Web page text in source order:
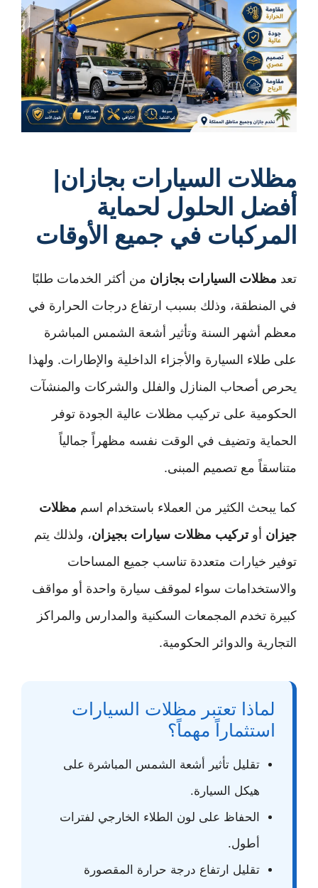
مظلات السيارات بجازان|
أفضل الحلول لحماية
المركبات في جميع الأوقات
تعد مظلات السيارات بجازان من أكثر الخدمات طلبًا
في المنطقة، وذلك بسبب ارتفاع درجات الحرارة في
معظم أشهر السنة وتأثير أشعة الشمس المباشرة
على طلاء السيارة والأجزاء الداخلية والإطارات. ولهذا
يحرص أصحاب المنازل والفلل والشركات والمنشآت
الحكومية على تركيب مظلات عالية الجودة توفر
الحماية وتضيف في الوقت نفسه مظهراً جمالياً
متناسقاً مع تصميم المبنى.
كما يبحث الكثير من العملاء باستخدام اسم مظلات
جيزان أوتركيب مظلات سيارات بجيزان، ولذلك يتم
توفير خيارات متعددة تناسب جميع المساحات
والاستخدامات سواء لموقف سيارة واحدة أو مواقف
كبيرة تخدم المجمعات السكنية والمدارس والمراكز
التجارية والدوائر الحكومية.
لماذا تعتبر مظلات السيارات
استثماراً مهماً؟
تقليل تأثير أشعة الشمس المباشرة على
هيكل السيارة.
الحفاظ على لون الطلاء الخارجي لفترات
أطول.
تقليل ارتفاع درجة حرارة المقصورة